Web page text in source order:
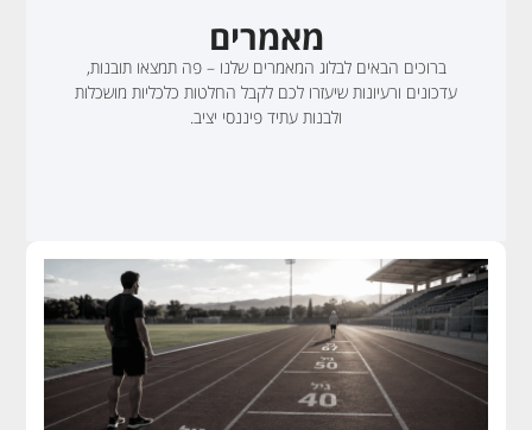
מאמרים
ברוכים הבאים לבלוג המאמרים שלנו – פה תמצאו תובנות,
עדכונים ורעיונות שיעזרו לכם לקבל החלטות כלכליות מושכלות
ולבנות עתיד פיננסי יציב.